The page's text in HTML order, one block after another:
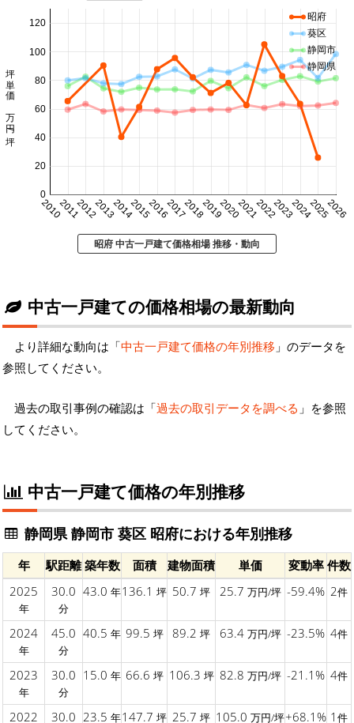
20102011201220132014201520162017201820192020202120222023202420252026
0
20
40
60
80
100
120
坪単価 万円/坪
昭府
葵区
静岡市
静岡県
昭府 中古一戸建て価格相場 推移・動向
中古一戸建ての価格相場の最新動向
より詳細な動向は「中古一戸建て価格の年別推移 」のデータを
参照してください。
過去の取引事例の確認は「過去の取引データを調べる 」を参照
してください。
中古一戸建て価格の年別推移
静岡県 静岡市 葵区 昭府における年別推移
年 駅距離 築年数 面積 建物面積 単価 変動率 件数
2025
年
30.0
分
43.0 年136.1 坪 50.7 坪 25.7 万円/坪 -59.4% 2件
2024
年
45.0
分
40.5 年 99.5 坪 89.2 坪 63.4 万円/坪 -23.5% 4件
2023
年
30.0
分
15.0 年 66.6 坪 106.3 坪 82.8 万円/坪 -21.1% 4件
2022 30.0 23.5 年147.7 坪 25.7 坪 105.0 万円/坪+68.1% 1 件